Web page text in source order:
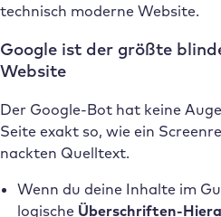
technisch moderne Website.
Google ist der größte
Website
Der Google-Bot hat keine
Seite exakt so, wie ein
nackten Quelltext.
Wenn du deine Inhalte im
logische Überschriften-